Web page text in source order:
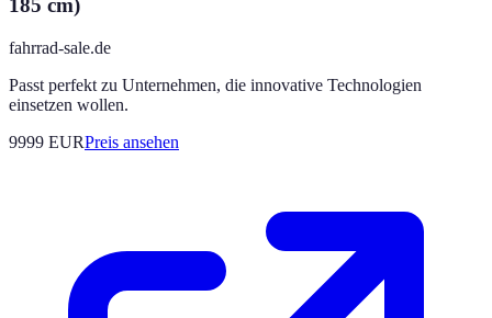
185 cm)
fahrrad-sale.de
Passt perfekt zu Unternehmen, die innovative Technologien
einsetzen wollen.
9999 EURPreis ansehen